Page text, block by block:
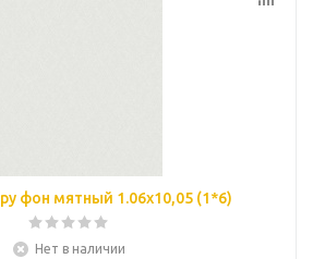
R132032 Happy фон мятный 1.06х10,05 (1*6)
Нет в наличии